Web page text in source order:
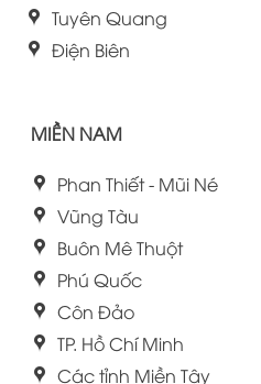
Tuyên Quang
Điện Biên
MIỀN NAM
Phan Thiết - Mũi Né
Vũng Tàu
Buôn Mê Thuột
Phú Quốc
Côn Đảo
TP. Hồ Chí Minh
Các tỉnh Miền Tây